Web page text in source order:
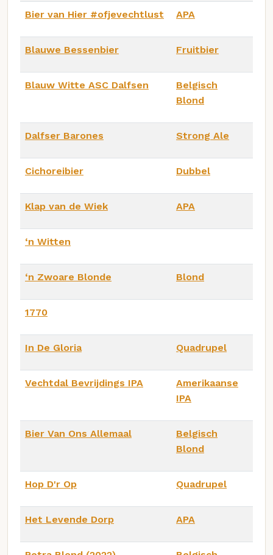
Bier van Hier #ofjevechtlust APA
Blauwe Bessenbier Fruitbier
Blauw Witte ASC Dalfsen
Belgisch
Blond
Dalfser Barones Strong Ale
Cichoreibier Dubbel
Klap van de Wiek APA
‘n Witten
‘n Zwoare Blonde Blond
1770
In De Gloria Quadrupel
Vechtdal Bevrijdings IPA
Amerikaanse
IPA
Bier Van Ons Allemaal
Belgisch
Blond
Hop D'r Op Quadrupel
Het Levende Dorp APA